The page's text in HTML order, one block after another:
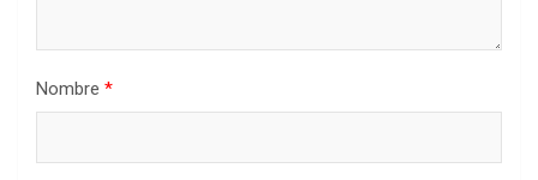
Nombre *